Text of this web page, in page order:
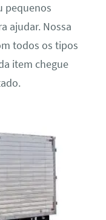
pequenos
ajudar. Nossa
todos os tipos
item chegue